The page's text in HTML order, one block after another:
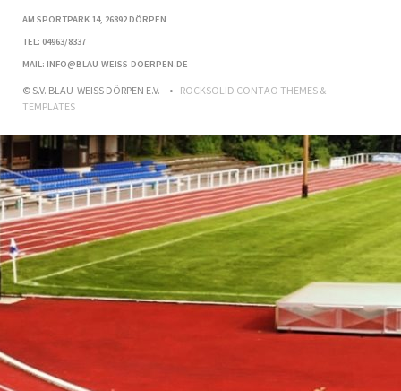
AM SPORTPARK 14, 26892 DÖRPEN
TEL: 04963/8337
MAIL: INFO@BLAU-WEISS-DOERPEN.DE
© S.V. BLAU-WEISS DÖRPEN E.V.
ROCKSOLID CONTAO THEMES &
TEMPLATES